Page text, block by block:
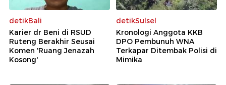
detikBali
Karier dr Beni di RSUD
Ruteng Berakhir Seusai
Komen 'Ruang Jenazah
Kosong'
detikSulsel
Kronologi Anggota KKB
DPO Pembunuh WNA
Terkapar Ditembak Polisi di
Mimika